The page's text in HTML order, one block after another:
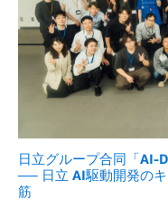
日立グループ合同「AI-
── 日立 AI駆動開発の
筋